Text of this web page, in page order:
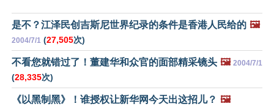
是不？江泽民创吉斯尼世界纪录的条件是香港人民给的 🖼️
2004/7/1 (27,505次)
不看您就错过了！董建华和众官的面部精采镜头 🖼️ 2004/7/1
(28,335次)
《以黑制黑》！谁授权让新华网今天出这招儿？ 🖼️